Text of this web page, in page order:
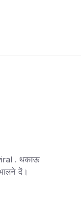
. थकाऊ
दें।